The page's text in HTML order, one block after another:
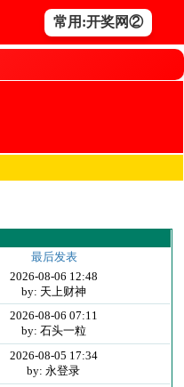
常用:开奖网②
最后发表
2026-08-06 12:48
by: 天上财神
2026-08-06 07:11
by: 石头一粒
2026-08-05 17:34
by: 永登录